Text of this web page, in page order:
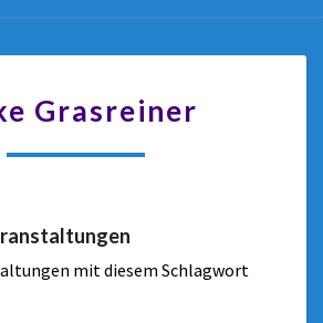
Grasreiner
mit diesem Schlagwort